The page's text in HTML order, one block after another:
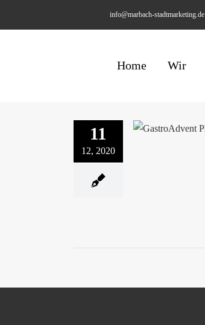
info@marbach-stadtmarketing.de
Home Wir
11
12, 2020